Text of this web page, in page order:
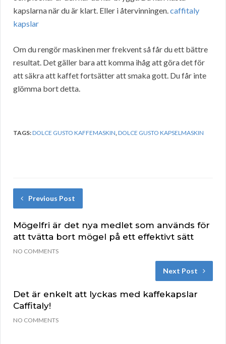
kapslarna när du är klart. Eller i återvinningen.caffitaly
kapslar
Om du rengör maskinen mer frekvent så får du ett bättre
resultat. Det gäller bara att komma ihåg att göra det för
att säkra att kaffet fortsätter att smaka gott. Du får inte
glömma bort detta.
TAGS:DOLCE GUSTO KAFFEMASKIN,DOLCE GUSTO KAPSELMASKIN
Previous Post
Mögelfri är det nya medlet som används för
att tvätta bort mögel på ett effektivt sätt
NO COMMENTS
Next Post
Det är enkelt att lyckas med kaffekapslar
Caffitaly!
NO COMMENTS